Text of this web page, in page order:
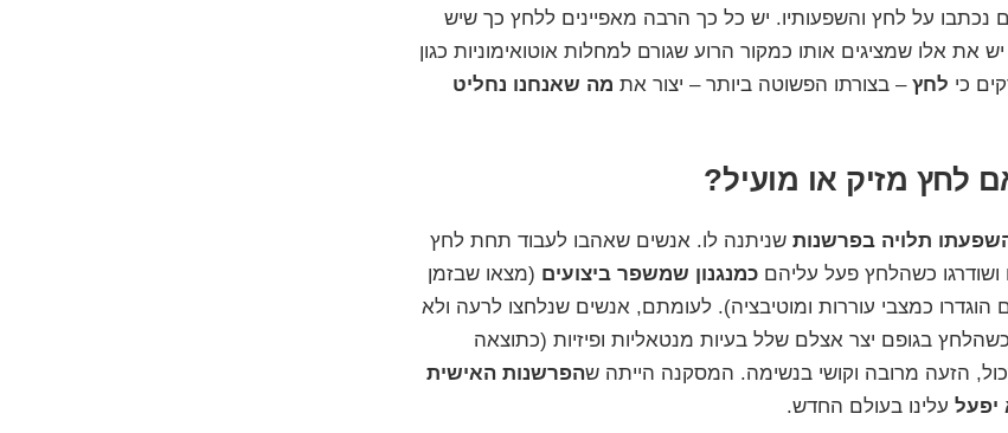
נכתבו על לחץ והשפעותיו. יש כל כך הרבה מאפיינים ללחץ כך שיש
את אלו שמציגים אותו כמקור הרוע שגורם למחלות אוטואימוניות כגון
כי לחץ– בצורתו הפשוטה ביותר – יצור את מה שאנחנו נחליט
לחץ מזיק או מועיל?
תלויה בפרשנותשניתנה לו. אנשים שאהבו לעבוד תחת לחץ
כשהלחץ פעל עליהם כמנגנון שמשפר ביצועים (מצאו שבזמן
כמצבי עוררות ומוטיבציה). לעומתם, אנשים שנלחצו לרעה ולא
בגופם יצר אצלם שלל בעיות מנטאליות ופיזיות (כתוצאה
הזעה מרובה וקושי בנשימה. המסקנה הייתה שהפרשנות האישית
יפעלעלינו בעולם החדש.